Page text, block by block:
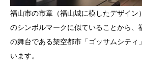
福山市の市章（福山城に模したデザイン
のシンボルマークに似ていることから、
の舞台である架空都市「ゴッサムシティ
います。